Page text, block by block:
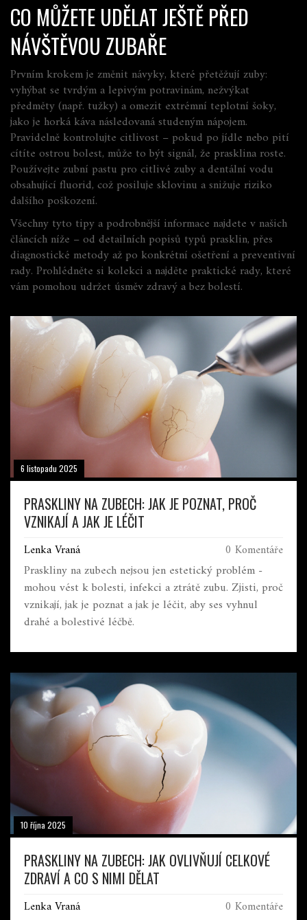
CO MŮŽETE UDĚLAT JEŠTĚ PŘED
NÁVŠTĚVOU ZUBAŘE
Prvním krokem je změnit návyky, které přetěžují zuby:
vyhýbat se tvrdým a lepivým potravinám, nežvýkat
předměty (např. tužky) a omezit extrémní teplotní šoky,
jako je horká káva následovaná studeným nápojem.
Pravidelně kontrolujte citlivost – pokud po jídle nebo pití
cítíte ostrou bolest, může to být signál, že prasklina roste.
Používejte zubní pastu pro citlivé zuby a dentální vodu
obsahující fluorid, což posiluje sklovinu a snižuje riziko
dalšího poškození.
Všechny tyto tipy a podrobnější informace najdete v našich
článcích níže – od detailních popisů typů prasklin, přes
diagnostické metody až po konkrétní ošetření a preventivní
rady. Prohlédněte si kolekci a najděte praktické rady, které
vám pomohou udržet úsměv zdravý a bez bolestí.
6 listopadu 2025
PRASKLINY NA ZUBECH: JAK JE POZNAT, PROČ
VZNIKAJÍ A JAK JE LÉČIT
Lenka Vraná 0 Komentáře
Praskliny na zubech nejsou jen estetický problém -
mohou vést k bolesti, infekci a ztrátě zubu. Zjisti, proč
vznikají, jak je poznat a jak je léčit, aby ses vyhnul
drahé a bolestivé léčbě.
10 října 2025
PRASKLINY NA ZUBECH: JAK OVLIVŇUJÍ CELKOVÉ
ZDRAVÍ A CO S NIMI DĚLAT
Lenka Vraná 0 Komentáře